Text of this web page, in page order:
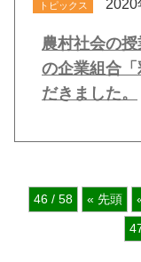
トピックス 2020
農村社会の授
の企業組合
だきました。
46 / 58 « 先頭